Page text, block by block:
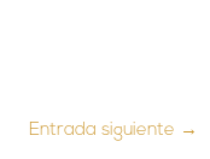
Entrada siguiente →